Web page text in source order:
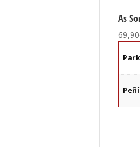
As
69,90